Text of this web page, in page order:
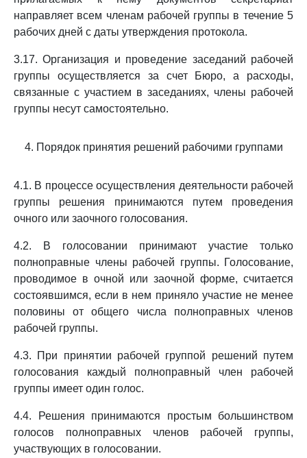
направляет всем членам рабочей группы в течение 5
рабочих дней с даты утверждения протокола.
3.17. Организация и проведение заседаний рабочей
группы осуществляется за счет Бюро, а расходы,
связанные с участием в заседаниях, члены рабочей
группы несут самостоятельно.
4. Порядок принятия решений рабочими группами
4.1. В процессе осуществления деятельности рабочей
группы решения принимаются путем проведения
очного или заочного голосования.
4.2. В голосовании принимают участие только
полноправные члены рабочей группы. Голосование,
проводимое в очной или заочной форме, считается
состоявшимся, если в нем приняло участие не менее
половины от общего числа полноправных членов
рабочей группы.
4.3. При принятии рабочей группой решений путем
голосования каждый полноправный член рабочей
группы имеет один голос.
4.4. Решения принимаются простым большинством
голосов полноправных членов рабочей группы,
участвующих в голосовании.